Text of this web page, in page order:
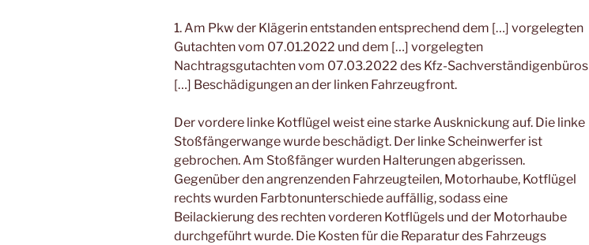
1. Am Pkw der Klägerin entstanden entsprechend dem […] vorgelegten
Gutachten vom 07.01.2022 und dem […] vorgelegten
Nachtragsgutachten vom 07.03.2022 des Kfz-Sachverständigenbüros
[…] Beschädigungen an der linken Fahrzeugfront.
Der vordere linke Kotflügel weist eine starke Ausknickung auf. Die linke
Stoßfängerwange wurde beschädigt. Der linke Scheinwerfer ist
gebrochen. Am Stoßfänger wurden Halterungen abgerissen.
Gegenüber den angrenzenden Fahrzeugteilen, Motorhaube, Kotflügel
rechts wurden Farbtonunterschiede auffällig, sodass eine
Beilackierung des rechten vorderen Kotflügels und der Motorhaube
durchgeführt wurde. Die Kosten für die Reparatur des Fahrzeugs